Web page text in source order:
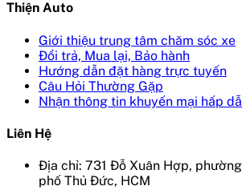
Thiện Auto
Giới thiệu trung tâm chăm sóc xe
Đổi trả, Mua lại, Bảo hành
Hướng dẫn đặt hàng trực tuyến
Câu Hỏi Thường Gặp
Nhận thông tin khuyến mại hấp
Liên Hệ
Địa chỉ: 731 Đỗ Xuân Hợp,
phố Thủ Đức, HCM